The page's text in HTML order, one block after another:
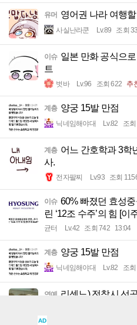
유머 영어권 나라 여행
사실난라쿤 Lv.89 조회
이슈 일본 만화 공식으
트
벗바 Lv.96 조회 622 추
계층 양궁 15발 만점
닉네임해야대 Lv.82 조
계층 어느 간호학과 3학
사.
전자팔찌 Lv.93 조회
이슈 60% 빠졌던 효성
린 ‘12조 수주’의 힘 [이
균터 Lv.42 조회 742 13:04
계층 양궁 15발 만점
닉네임해야대 Lv.82 조
연예 리센느) 전참시 선
AD